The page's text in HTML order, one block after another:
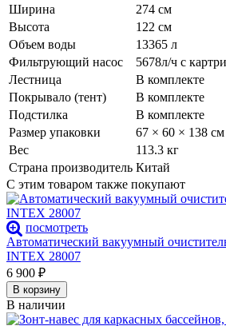
Ширина
274 см
Высота
122 см
Объем воды
13365 л
Фильтрующий насос
5678л/ч с
Лестница
В комплекте
Покрывало (тент)
В комплекте
Подстилка
В комплекте
Размер упаковки
67 × 60 × 138 см
Вес
113.3 кг
Страна производитель Китай
С этим товаром также покупают
посмотреть
Автоматический вакуумный
INTEX 28007
6 900 ₽
В корзину
В наличии